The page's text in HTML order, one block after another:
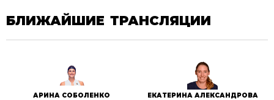
БЛИЖАЙШИЕ ТРАНСЛЯЦИИ
АРИНА СОБОЛЕНКО ЕКАТЕРИНА АЛЕКСАНДРОВА